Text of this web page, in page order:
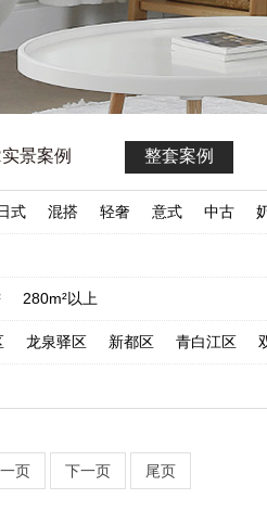
景案例 整套案例
式 混搭 轻奢 意式 中古
280m²以上
龙泉驿区 新都区 青白江区
一页 下一页 尾页